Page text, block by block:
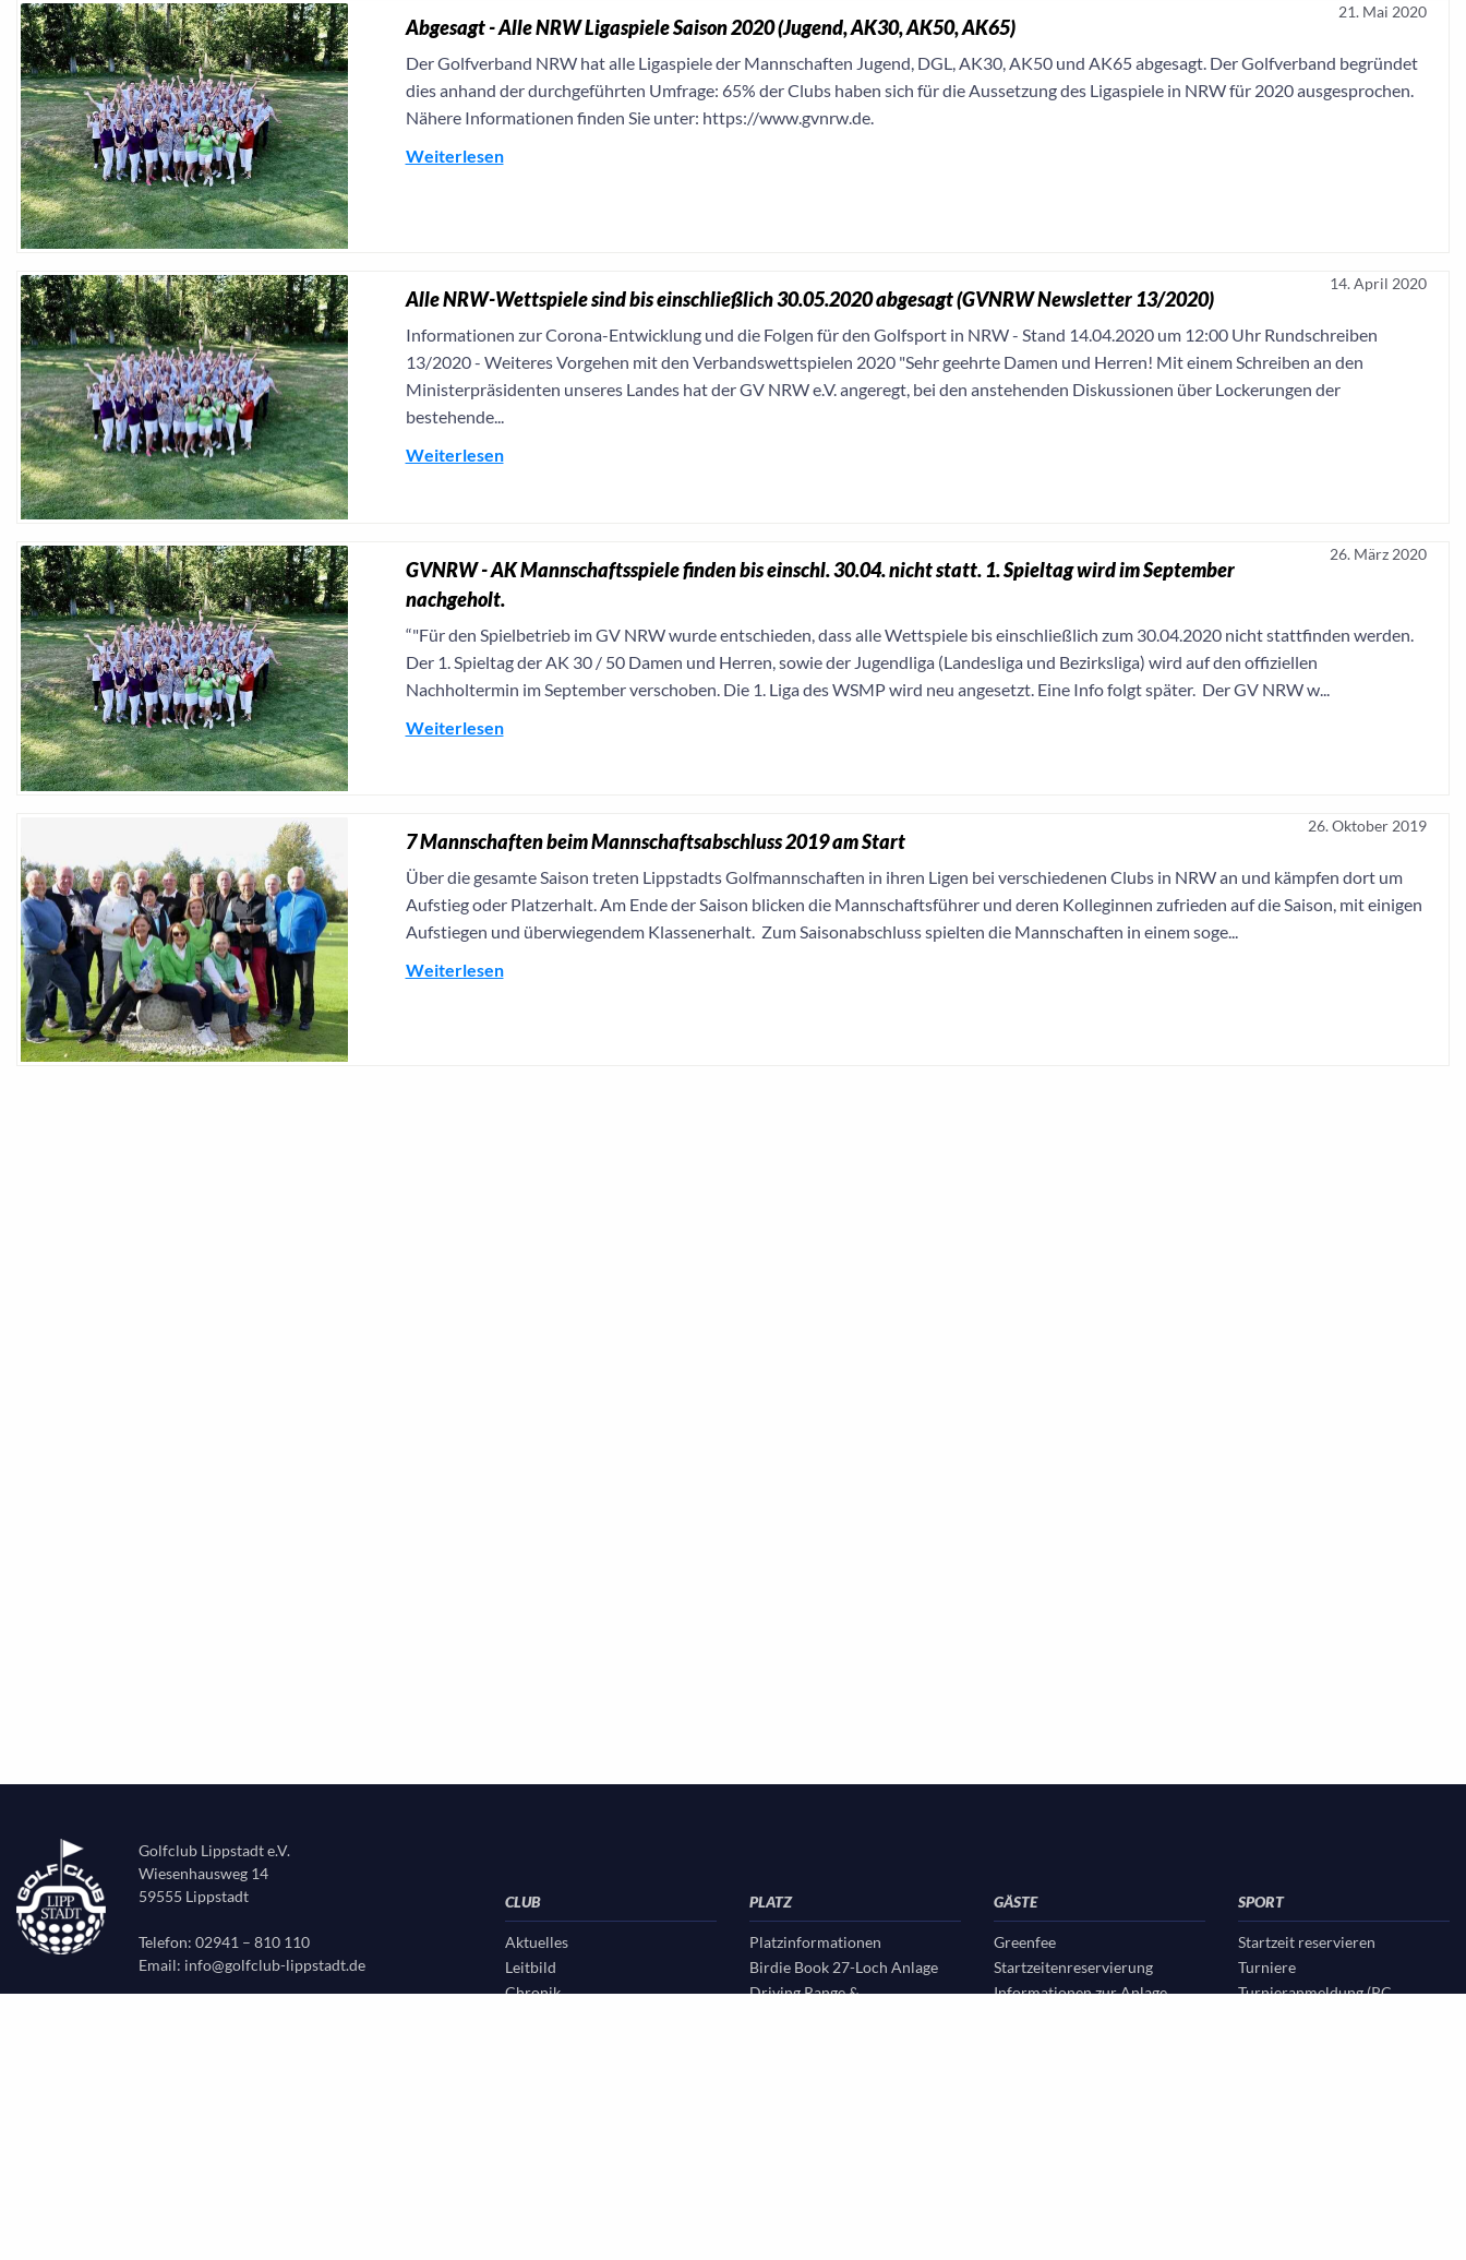
Abgesagt - Alle NRW Ligaspiele Saison 2020 (Jugend, AK30, AK50, AK65)
21. Mai 2020
Der Golfverband NRW hat alle Ligaspiele der Mannschaften Jugend, DGL, AK30, AK50 und AK65 abgesagt. Der Golfverband begründet
dies anhand der durchgeführten Umfrage: 65% der Clubs haben sich für die Aussetzung des Ligaspiele in NRW für 2020 ausgesprochen.
Nähere Informationen finden Sie unter: https://www.gvnrw.de.
Weiterlesen
Alle NRW-Wettspiele sind bis einschließlich 30.05.2020 abgesagt (GVNRW Newsletter 13/2020)
14. April 2020
Informationen zur Corona-Entwicklung und die Folgen für den Golfsport in NRW - Stand 14.04.2020 um 12:00 Uhr Rundschreiben
13/2020 - Weiteres Vorgehen mit den Verbandswettspielen 2020 "Sehr geehrte Damen und Herren! Mit einem Schreiben an den
Ministerpräsidenten unseres Landes hat der GV NRW e.V. angeregt, bei den anstehenden Diskussionen über Lockerungen der
bestehende...
Weiterlesen
GVNRW - AK Mannschaftsspiele finden bis einschl. 30.04. nicht statt. 1. Spieltag wird im September
nachgeholt.
26. März 2020
“"Für den Spielbetrieb im GV NRW wurde entschieden, dass alle Wettspiele bis einschließlich zum 30.04.2020 nicht stattfinden werden.
Der 1. Spieltag der AK 30 / 50 Damen und Herren, sowie der Jugendliga (Landesliga und Bezirksliga) wird auf den offiziellen
Nachholtermin im September verschoben. Die 1. Liga des WSMP wird neu angesetzt. Eine Info folgt später. Der GV NRW w...
Weiterlesen
7 Mannschaften beim Mannschaftsabschluss 2019 am Start
26. Oktober 2019
Über die gesamte Saison treten Lippstadts Golfmannschaften in ihren Ligen bei verschiedenen Clubs in NRW an und kämpfen dort um
Aufstieg oder Platzerhalt. Am Ende der Saison blicken die Mannschaftsführer und deren Kolleginnen zufrieden auf die Saison, mit einigen
Aufstiegen und überwiegendem Klassenerhalt. Zum Saisonabschluss spielten die Mannschaften in einem soge...
Weiterlesen
Golfclub Lippstadt e.V.
Wiesenhausweg 14
59555 Lippstadt
Telefon: 02941 – 810 110
Email: info@golfclub-lippstadt.de
CLUB
Aktuelles
Leitbild
Chronik
PLATZ
Platzinformationen
Birdie Book 27-Loch Anlage
Driving Range &
GÄSTE
Greenfee
Startzeitenreservierung
Informationen zur Anlage
SPORT
Startzeit reservieren
Turniere
Turnieranmeldung (PC